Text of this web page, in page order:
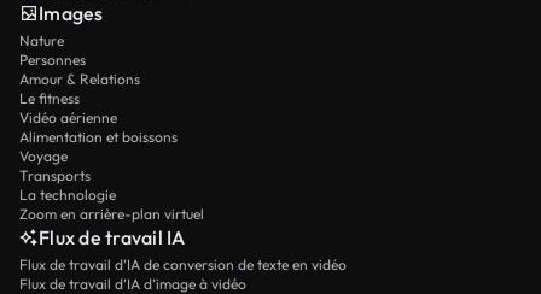
Images
Nature
Personnes
Amour & Relations
Le fitness
Vidéo aérienne
Alimentation et boissons
Voyage
Transports
La technologie
Zoom en arrière-plan virtuel
Flux de travail IA
Flux de travail d’IA de conversion de texte en vidéo
Flux de travail d’IA d’image à vidéo